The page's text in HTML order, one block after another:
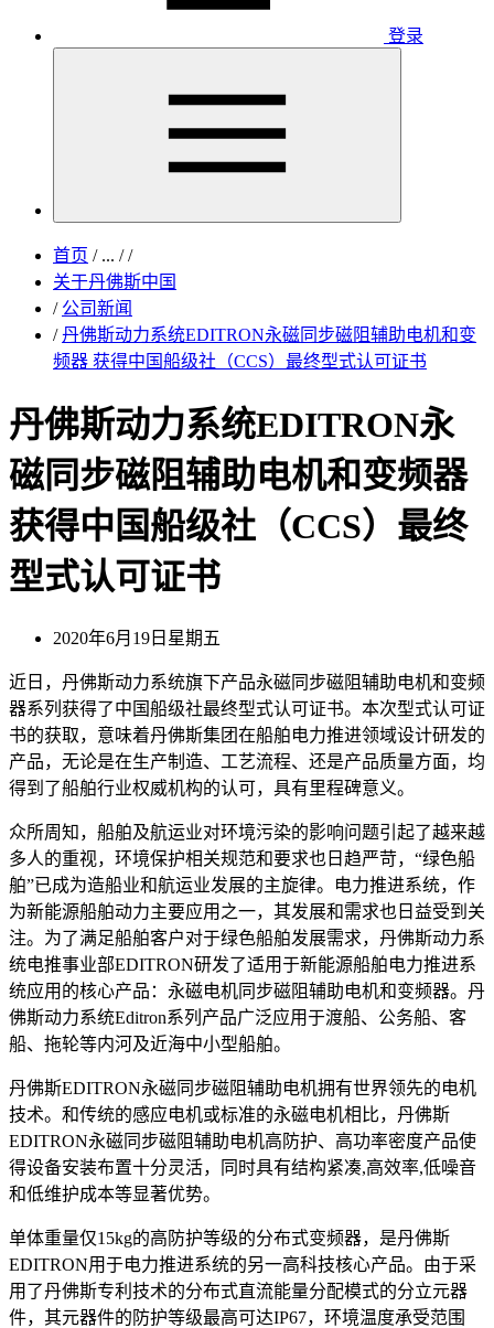
登录
首页 /... / /
关于丹佛斯中国
/ 公司新闻
/ 丹佛斯动力系统EDITRON永磁同步磁阻辅助电机和变
频器 获得中国船级社（CCS）最终型式认可证书
丹佛斯动力系统EDITRON永
磁同步磁阻辅助电机和变频器
获得中国船级社（CCS）最终
型式认可证书
2020年6月19日星期五
近日，丹佛斯动力系统旗下产品永磁同步磁阻辅助电机和变频
器系列获得了中国船级社最终型式认可证书。本次型式认可证
书的获取，意味着丹佛斯集团在船舶电力推进领域设计研发的
产品，无论是在生产制造、工艺流程、还是产品质量方面，均
得到了船舶行业权威机构的认可，具有里程碑意义。
众所周知，船舶及航运业对环境污染的影响问题引起了越来越
多人的重视，环境保护相关规范和要求也日趋严苛，“绿色船
舶”已成为造船业和航运业发展的主旋律。电力推进系统，作
为新能源船舶动力主要应用之一，其发展和需求也日益受到关
注。为了满足船舶客户对于绿色船舶发展需求，丹佛斯动力系
统电推事业部EDITRON研发了适用于新能源船舶电力推进系
统应用的核心产品：永磁电机同步磁阻辅助电机和变频器。丹
佛斯动力系统Editron系列产品广泛应用于渡船、公务船、客
船、拖轮等内河及近海中小型船舶。
丹佛斯EDITRON永磁同步磁阻辅助电机拥有世界领先的电机
技术。和传统的感应电机或标准的永磁电机相比，丹佛斯
EDITRON永磁同步磁阻辅助电机高防护、高功率密度产品使
得设备安装布置十分灵活，同时具有结构紧凑,高效率,低噪音
和低维护成本等显著优势。
单体重量仅15kg的高防护等级的分布式变频器，是丹佛斯
EDITRON用于电力推进系统的另一高科技核心产品。由于采
用了丹佛斯专利技术的分布式直流能量分配模式的分立元器
件，其元器件的防护等级最高可达IP67，环境温度承受范围